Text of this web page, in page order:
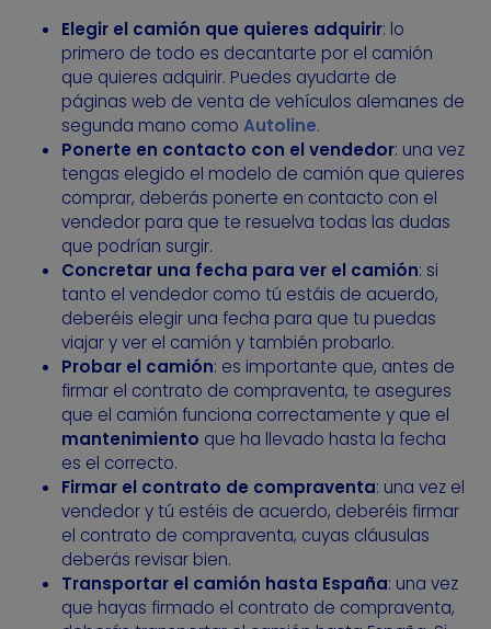
Elegir el camión que quieres adquirir: lo
primero de todo es decantarte por el camión
que quieres adquirir. Puedes ayudarte de
páginas web de venta de vehículos alemanes de
segunda mano como Autoline.
Ponerte en contacto con el vendedor: una vez
tengas elegido el modelo de camión que quieres
comprar, deberás ponerte en contacto con el
vendedor para que te resuelva todas las dudas
que podrían surgir.
Concretar una fecha para ver el camión: si
tanto el vendedor como tú estáis de acuerdo,
deberéis elegir una fecha para que tu puedas
viajar y ver el camión y también probarlo.
Probar el camión: es importante que, antes de
firmar el contrato de compraventa, te asegures
que el camión funciona correctamente y que el
mantenimiento que ha llevado hasta la fecha
es el correcto.
Firmar el contrato de compraventa: una vez el
vendedor y tú estéis de acuerdo, deberéis firmar
el contrato de compraventa, cuyas cláusulas
deberás revisar bien.
Transportar el camión hasta España: una vez
que hayas firmado el contrato de compraventa,